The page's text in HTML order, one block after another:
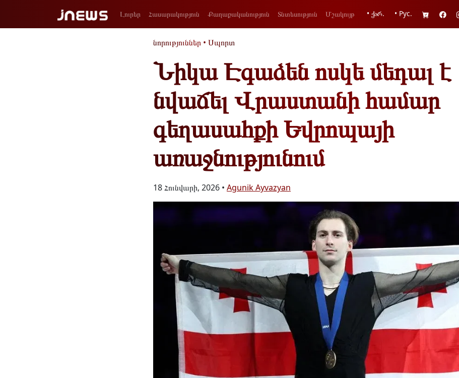
Լուրեր Հասարակություն Քաղաքականություն Տնտեսություն Մշակույթ • ქარ. • Рус.
նորություններ • Սպորտ
Նիկա Էգաձեն ոսկե մեդալ է
նվաճել Վրաստանի համար
գեղասահքի Եվրոպայի
առաջնությունում
18 Հունվարի, 2026 • Agunik Ayvazyan